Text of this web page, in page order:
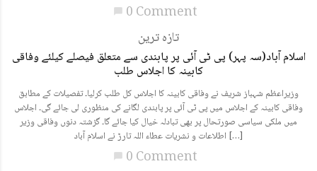
0 Comment
تازہ ترین
اسلام آباد(سہ پہر) پی ٹی آئی پر پابندی سے متعلق فیصلے کیلئے وفاقی
کابینہ کا اجلاس طلب
وزیراعظم شہباز شریف نے وفاقی کابینہ کا اجلاس کل طلب کرلیا۔ تفصیلات کے مطابق
وفاقی کابینہ کے اجلاس میں پی ٹی آئی پر پابندی لگانے کی منظوری لی جائے گی۔ اجلاس
میں ملکی سیاسی صورتحال پر بھی تبادلہ خیال کیا جائے گا۔ گزشتہ دنوں وفاقی وزیر
اطلاعات و نشریات عطاء اللہ تارڑ نے اسلام آباد […]
0 Comment